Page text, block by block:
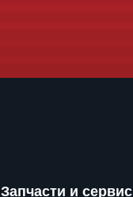
Запчасти и сервис